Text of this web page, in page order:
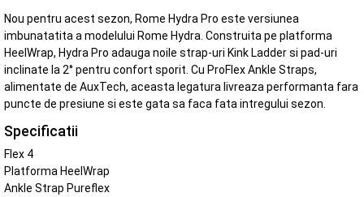
Nou pentru acest sezon, Rome Hydra Pro este versiunea
imbunatatita a modelului Rome Hydra. Construita pe platforma
HeelWrap, Hydra Pro adauga noile strap-uri Kink Ladder si pad-uri
inclinate la 2° pentru confort sporit. Cu ProFlex Ankle Straps,
alimentate de AuxTech, aceasta legatura livreaza performanta fara
puncte de presiune si este gata sa faca fata intregului sezon.
Specificatii
Flex 4
Platforma HeelWrap
Ankle Strap Pureflex